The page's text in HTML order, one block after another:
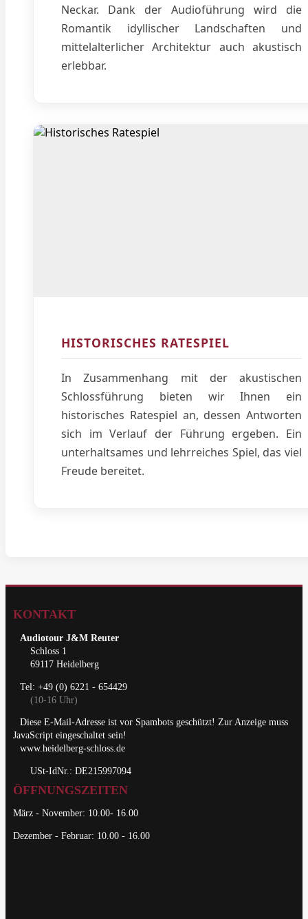
Neckar. Dank der Audioführung wird die
Romantik idyllischer Landschaften und
mittelalterlicher Architektur auch akustisch
erlebbar.
HISTORISCHES RATESPIEL
In Zusammenhang mit der akustischen
Schlossführung bieten wir Ihnen ein
historisches Ratespiel an, dessen Antworten
sich im Verlauf der Führung ergeben. Ein
unterhaltsames und lehrreiches Spiel, das viel
Freude bereitet.
KONTAKT
Audiotour J&M Reuter
Schloss 1
69117 Heidelberg
Tel: +49 (0) 6221 - 654429
(10-16 Uhr)
Diese E-Mail-Adresse ist vor Spambots geschützt! Zur Anzeige muss
JavaScript eingeschaltet sein!
www.heidelberg-schloss.de
USt-IdNr.: DE215997094
ÖFFNUNGSZEITEN
März - November: 10.00- 16.00
Dezember - Februar: 10.00 - 16.00